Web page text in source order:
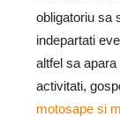
obligatoriu sa
indepartati
altfel sa
activitati,
motosape si